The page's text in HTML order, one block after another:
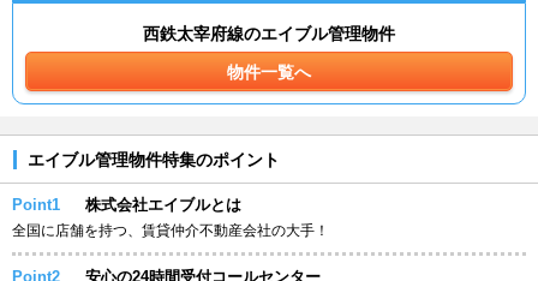
西鉄太宰府線のエイブル管理物件
物件一覧へ
エイブル管理物件特集のポイント
Point1 株式会社エイブルとは
全国に店舗を持つ、賃貸仲介不動産会社の大手！
Point2 安心の24時間受付コールセンター